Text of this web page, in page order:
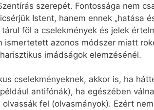
szerepét. Fontossága nem
Istent, hanem ennek „hatása
föl a cselekmények és jelek
ismertetett azonos módszer miatt
imádságok elemzésénél.
cselekményeknek, akkor is, ha
antifónák), ha egészében
fel (olvasmányok). Ezért